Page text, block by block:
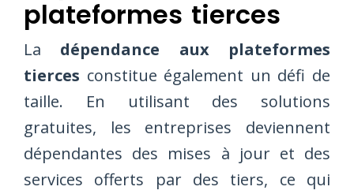
plateformes tierces
La dépendance aux plateformes
tierces constitue également un défi de
taille. En utilisant des solutions
gratuites, les entreprises deviennent
dépendantes des mises à jour et des
services offerts par des tiers, ce qui